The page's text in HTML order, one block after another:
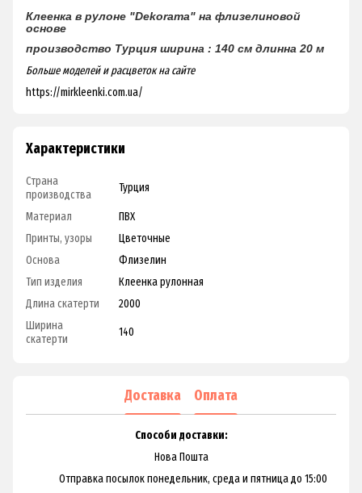
Клеенка в рулоне "Dekorama" на флизелиновой
основе
производство Турция ширина : 140 см длинна 20 м
Больше моделей и расцветок на сайте
https://mirkleenki.com.ua/
Характеристики
Страна
производства
Турция
Материал
ПВХ
Принты, узоры
Цветочные
Основа
Флизелин
Тип изделия
Клеенка рулонная
Длина скатерти
2000
Ширина
скатерти
140
Доставка Оплата
Способи доставки:
Нова Пошта
Отправка посылок понедельник, среда и пятница до 15:00